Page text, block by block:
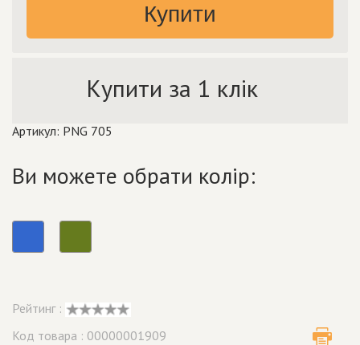
Купити
Купити за 1 клік
Артикул: PNG 705
Ви можете обрати колір:
Рейтинг :
Код товара : 00000001909